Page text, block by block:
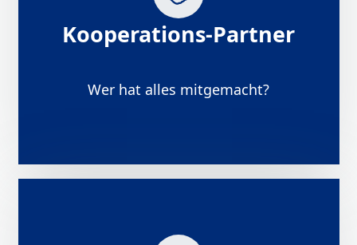
Kooperations-Partner
Wer hat alles mitgemacht?